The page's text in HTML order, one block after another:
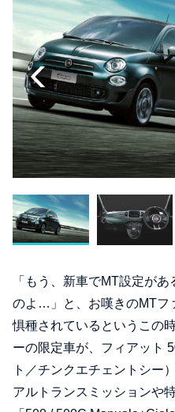
「もう、新車でMT設定が
のよ…」と、お嘆きのMTフ
惧種されているというこの
ーの限定車が、フィアット
ト／チンクエチェントシー
アルトランスミッションや